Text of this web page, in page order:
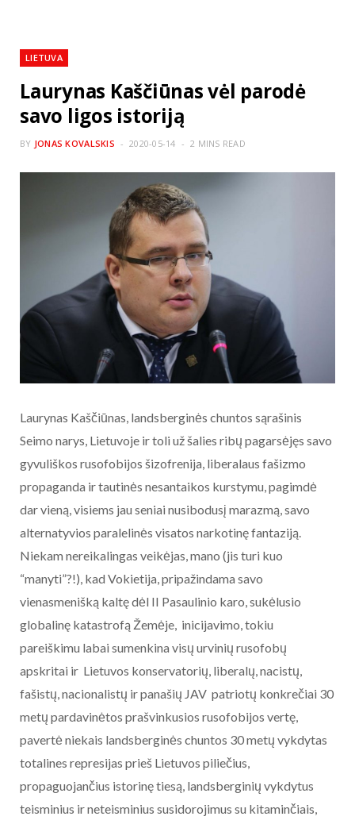
LIETUVA
Laurynas Kaščiūnas vėl parodė
savo ligos istoriją
BY JONAS KOVALSKIS 2020-05-14 2 MINS READ
Laurynas Kaščiūnas, landsberginės chuntos sąrašinis
Seimo narys, Lietuvoje ir toli už šalies ribų pagarsėjęs savo
gyvuliškos rusofobijos šizofrenija, liberalaus fašizmo
propaganda ir tautinės nesantaikos kurstymu, pagimdė
dar vieną, visiems jau seniai nusibodusį marazmą, savo
alternatyvios paralelinės visatos narkotinę fantaziją.
Niekam nereikalingas veikėjas, mano (jis turi kuo
“manyti”?!), kad Vokietija, pripažindama savo
vienasmenišką kaltę dėl II Pasaulinio karo, sukėlusio
globalinę katastrofą Žemėje, inicijavimo, tokiu
pareiškimu labai sumenkina visų urvinių rusofobų
apskritai ir Lietuvos konservatorių, liberalų, nacistų,
fašistų, nacionalistų ir panašių JAV patriotų konkrečiai 30
metų pardavinėtos prašvinkusios rusofobijos vertę,
pavertė niekais landsberginės chuntos 30 metų vykdytas
totalines represijas prieš Lietuvos piliečius,
propaguojančius istorinę tiesą, landsberginių vykdytus
teisminius ir neteisminius susidorojimus su kitaminčiais,